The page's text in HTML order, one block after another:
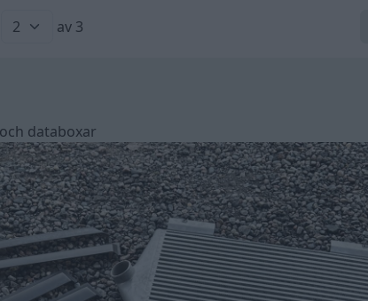
av 3
databoxar